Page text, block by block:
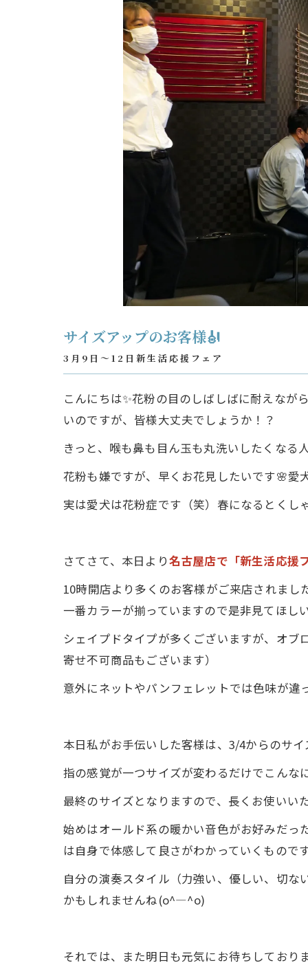
サイズアップのお客様🎻
3月9日～12日新生活応援フェア
こんにちは✨花粉の目のしばしばに耐えな
いのですが、皆様大丈夫でしょうか！？
きっと、喉も鼻も目ん玉も丸洗いしたくなる
花粉も嫌ですが、早くお花見したいです🌸愛
実は愛犬は花粉症です（笑）春になるとく
さてさて、本日より名古屋店で「新生活応援
10時開店より多くのお客様がご来店されま
一番カラーが揃っていますので是非見てほし
シェイプドタイプが多くございますが、オ
寄せ不可商品もございます）
意外にネットやパンフェレットでは色味が
本日私がお手伝いした客様は、3/4からのサ
指の感覚が一つサイズが変わるだけでこんな
最終のサイズとなりますので、長くお使いい
始めはオールド系の暖かい音色がお好みだ
は自身で体感して良さがわかっていくもので
自分の演奏スタイル（力強い、優しい、切
かもしれませんね(o^―^o)
それでは、また明日も元気にお待ちして